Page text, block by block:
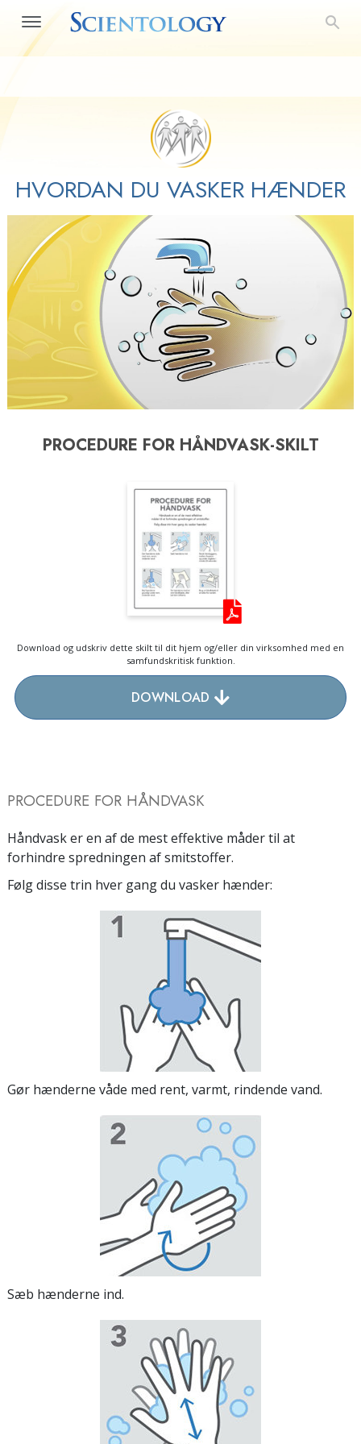
HVORDAN DU VASKER HÆNDER
PROCEDURE FOR HÅNDVASK-SKILT
Download og udskriv dette skilt til dit hjem og/eller din virksomhed med en
samfundskritisk funktion.
DOWNLOAD
PROCEDURE FOR HÅNDVASK
Håndvask er en af de mest effektive måder til at
forhindre spredningen af smitstoffer.
Følg disse trin hver gang du vasker hænder:
Gør hænderne våde med rent, varmt, rindende vand.
Sæb hænderne ind.